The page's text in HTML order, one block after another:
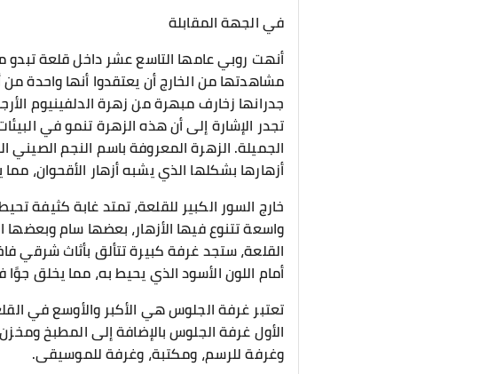
في الجهة المقابلة
أنهت روبي عامها التاسع عشر داخل قلعة تبدو
مشاهدتها من الخارج أن يعتقدوا أنها واحدة
جدرانها زخارف مبهرة من زهرة الدلفينيوم
تجدر الإشارة إلى أن هذه الزهرة تنمو في
الجميلة. الزهرة المعروفة باسم النجم
أزهارها بشكلها الذي يشبه أزهار الأقحوان،
خارج السور الكبير للقلعة، تمتد غابة كثيفة
واسعة تتنوع فيها الأزهار، بعضها سام وبعضها
القلعة، ستجد غرفة كبيرة تتألق بأثاث شرقي
أمام اللون الأسود الذي يحيط به، مما يخلق جوًا
تعتبر غرفة الجلوس هي الأكبر والأوسع في
الأول غرفة الجلوس بالإضافة إلى المطبخ
وغرفة للرسم، ومكتبة، وغرفة للموسيقى.